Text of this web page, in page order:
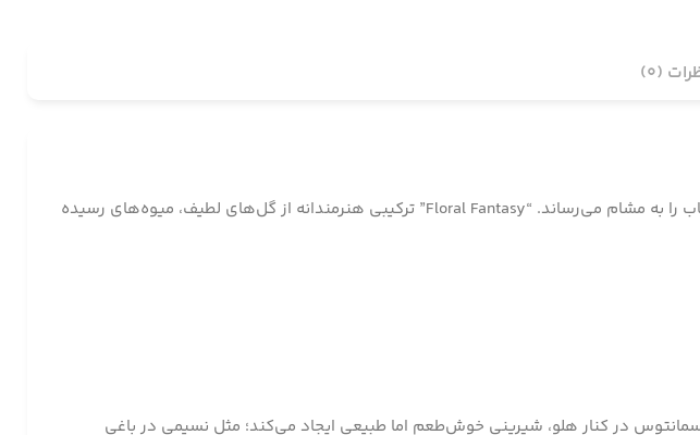
(0)
رایحه‌ای رؤیایی و آرامش‌بخش که مثل قدم زدن در یک باغ گل مخفی، حس لطافت، صلح درونی و زنانه‌گی ناب را به مشام می‌رساند. “Floral Fantasy” ترکیبی هنرمندانه از گل‌های لطیف، میوه‌های رسیده
در کنار هلو، شیرینی خوش‌طعم اما طبیعی ایجاد می‌کند؛ مثل نسیمی در باغی